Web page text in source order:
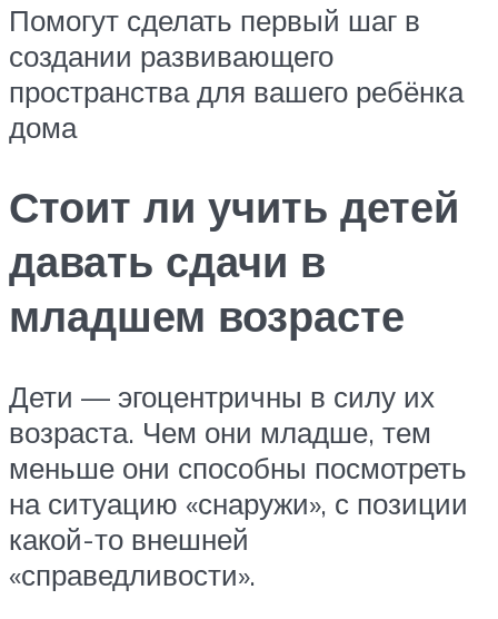
Помогут сделать первый шаг в
создании развивающего
пространства для вашего ребёнка
дома
Стоит ли учить детей
давать сдачи в
младшем возрасте
Дети — эгоцентричны в силу их
возраста. Чем они младше, тем
меньше они способны посмотреть
на ситуацию «снаружи», с позиции
какой-то внешней
«справедливости».